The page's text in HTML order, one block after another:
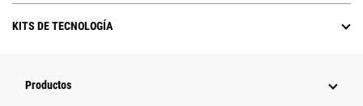
KITS DE TECNOLOGÍA
Productos